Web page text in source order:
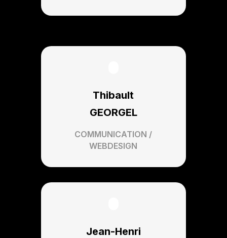
Thibault
GEORGEL
COMMUNICATION /
WEBDESIGN
Jean-Henri